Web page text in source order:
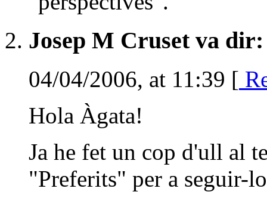
Josep M Cruset va
04/04/2006, at 11:39 [
Hola Àgata!
Ja he fet un cop d'ull al
"Preferits" per a seguir-